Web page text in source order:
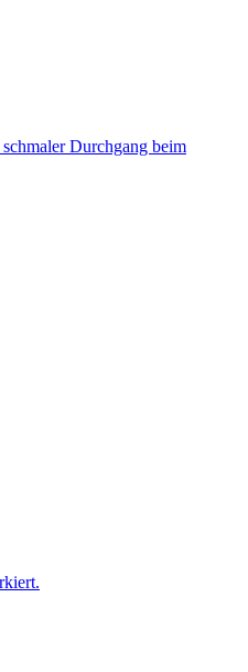
Durchgang beim